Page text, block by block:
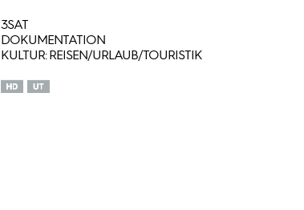
3SAT
DOKUMENTATION
KULTUR: REISEN/URLAUB/TOURISTIK